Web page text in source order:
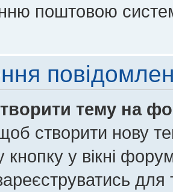
поштовою
тему на
створити нову
кнопку у вікні